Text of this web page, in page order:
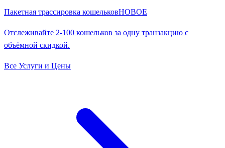
Пакетная трассировка кошельковНОВОЕ
Отслеживайте 2-100 кошельков за одну транзакцию с
объёмной скидкой.
Все Услуги и Цены